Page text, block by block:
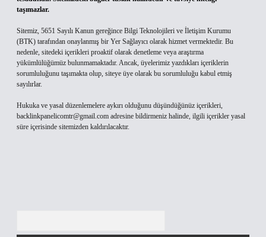
taşımazlar.
Sitemiz, 5651 Sayılı Kanun gereğince Bilgi Teknolojileri ve İletişim Kurumu
(BTK) tarafından onaylanmış bir Yer Sağlayıcı olarak hizmet vermektedir. Bu
nedenle, sitedeki içerikleri proaktif olarak denetleme veya araştırma
yükümlülüğümüz bulunmamaktadır. Ancak, üyelerimiz yazdıkları içeriklerin
sorumluluğunu taşımakta olup, siteye üye olarak bu sorumluluğu kabul etmiş
sayılırlar.
Hukuka ve yasal düzenlemelere aykırı olduğunu düşündüğünüz içerikleri,
backlinkpanelicomtr@gmail.com adresine bildirmeniz halinde, ilgili içerikler yasal
süre içerisinde sitemizden kaldırılacaktır.